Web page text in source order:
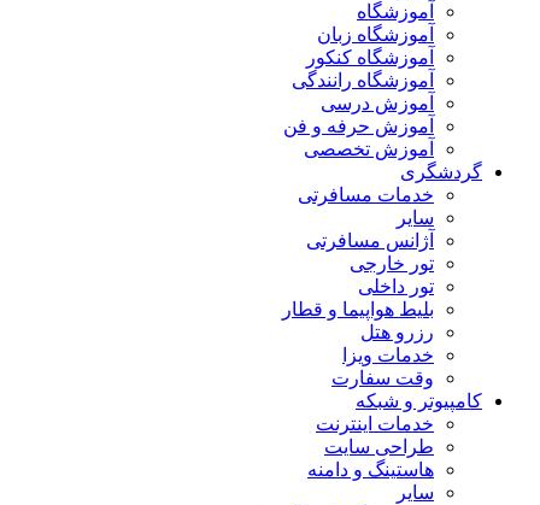
آموزشگاه
آموزشگاه زبان
آموزشگاه کنکور
آموزشگاه رانندگی
آموزش درسی
آموزش حرفه و فن
آموزش تخصصی
گردشگری
خدمات مسافرتی
سایر
آژانس مسافرتی
تور خارجی
تور داخلی
بلیط هواپیما و قطار
رزرو هتل
خدمات ویزا
وقت سفارت
کامپیوتر و شبکه
خدمات اینترنت
طراحی سایت
هاستینگ و دامنه
سایر